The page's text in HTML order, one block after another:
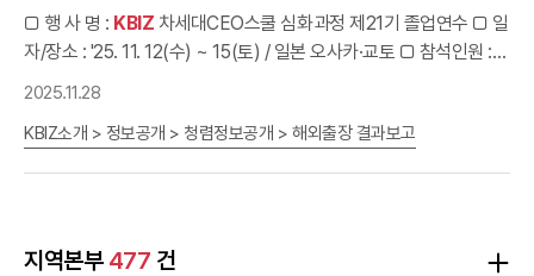
중견기업, 중기업 (공공) 공기업·공공기관 * 조달청 위탁계약 제외 수
ㆍ위탁계약 계약기간 중인 수위탁거래 ※ 수위탁거래란 제조, 공사,
리, 용역을 다른 중소기업에게 위탁하는 거래 * 단순 '판매'를 위탁한
경우 등은 수위탁거래에 미해당 담당부서상생협력실 전화02-2124-
□ 행 사 명 : KBIZ 차세대CEO스쿨 심화과정 제21기 졸업연수 □ 일
자/장소 : '25. 11. 12(수) ~ 15(토) / 일본 오사카·교토 □ 참석인원 :
제21기 교육생(11명), 중앙회(장동진 과장)등 12명 □ 목 적 : 차세대
지 기업 답사를 통한 벤치마킹 및 교육생간 네트워킹 강화 □ 주요내
2025.11.28
KBIZ소개 > 정보공개 > 청렴정보공개 > 해외출장 결과보고
지역본부 477 건